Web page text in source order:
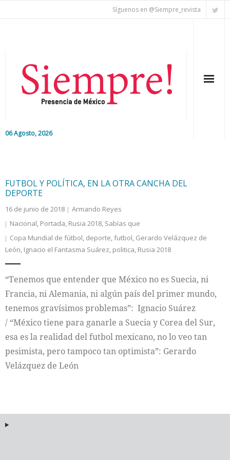
Síguenos en @Siempre_revista
06 Agosto, 2026
Colaboradores
Internacional
Cultura
FUTBOL Y POLÍTICA, EN LA OTRA CANCHA DEL
DEPORTE
16 de junio de 2018
Armando Reyes
Nacional, Portada, Rusia 2018, Sabías que
Copa Mundial de fútbol, deporte,futbol, Gerardo Velázquez de
León, Ignacio el Fantasma Suárez, politica, Rusia 2018
“Tenemos que entender que México no es Suecia, ni
Francia, ni Alemania, ni algún país del primer mundo,
tenemos gravísimos problemas”: Ignacio Suárez
/ “México tiene para ganarle a Suecia y Corea del Sur,
esa es la realidad del futbol mexicano, no lo veo tan
pesimista, pero tampoco tan optimista”: Gerardo
Velázquez de León